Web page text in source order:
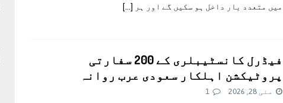
میں متعدد بار داخل ہو سکیں گے اور ہر
[…]
فیڈرل کانسٹیبلری کے 200 سفارتی
پروٹیکشن اہلکار سعودی عرب روانہ
مئی 28, 2026 1